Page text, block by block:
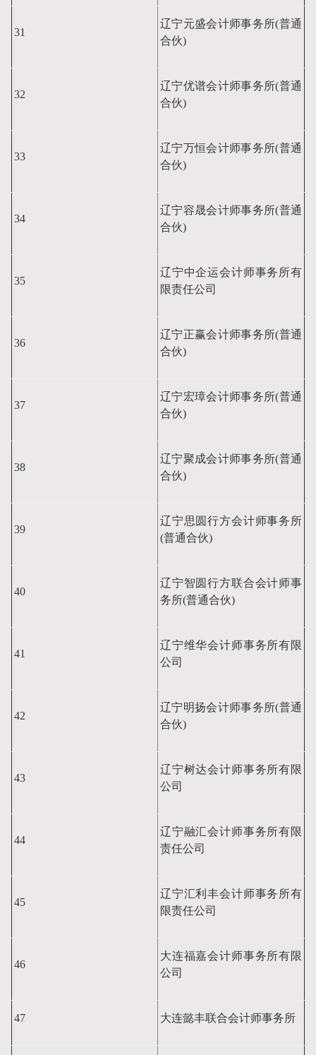
31
辽宁元盛会计师事务所(普通
合伙)
32
辽宁优谱会计师事务所(普通
合伙)
33
辽宁万恒会计师事务所(普通
合伙)
34
辽宁容晟会计师事务所(普通
合伙)
35
辽宁中企运会计师事务所有
限责任公司
36
辽宁正赢会计师事务所(普通
合伙)
37
辽宁宏璋会计师事务所(普通
合伙)
38
辽宁聚成会计师事务所(普通
合伙)
39
辽宁思圆行方会计师事务所
(普通合伙)
40
辽宁智圆行方联合会计师事
务所(普通合伙)
41
辽宁维华会计师事务所有限
公司
42
辽宁明扬会计师事务所(普通
合伙)
43
辽宁树达会计师事务所有限
公司
44
辽宁融汇会计师事务所有限
责任公司
45
辽宁汇利丰会计师事务所有
限责任公司
46
大连福嘉会计师事务所有限
公司
47 大连懿丰联合会计师事务所